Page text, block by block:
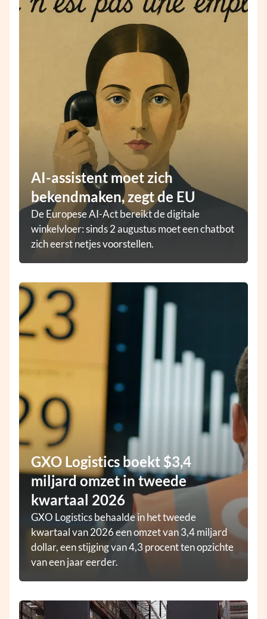
AI-assistent moet zich
bekendmaken, zegt de EU
De Europese AI-Act bereikt de digitale
winkelvloer: sinds 2 augustus moet een chatbot
zich eerst netjes voorstellen.
GXO Logistics boekt $3,4
miljard omzet in tweede
kwartaal 2026
GXO Logistics behaalde in het tweede
kwartaal van 2026 een omzet van 3,4 miljard
dollar, een stijging van 4,3 procent ten opzichte
van een jaar eerder.